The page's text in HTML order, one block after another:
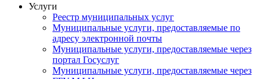
Услуги
Реестр муниципальных услуг
Муниципальные услуги, предоставляемые по
адресу электронной почты
Муниципальные услуги, предоставляемые через
портал Госуслуг
Муниципальные услуги, предоставляемые через